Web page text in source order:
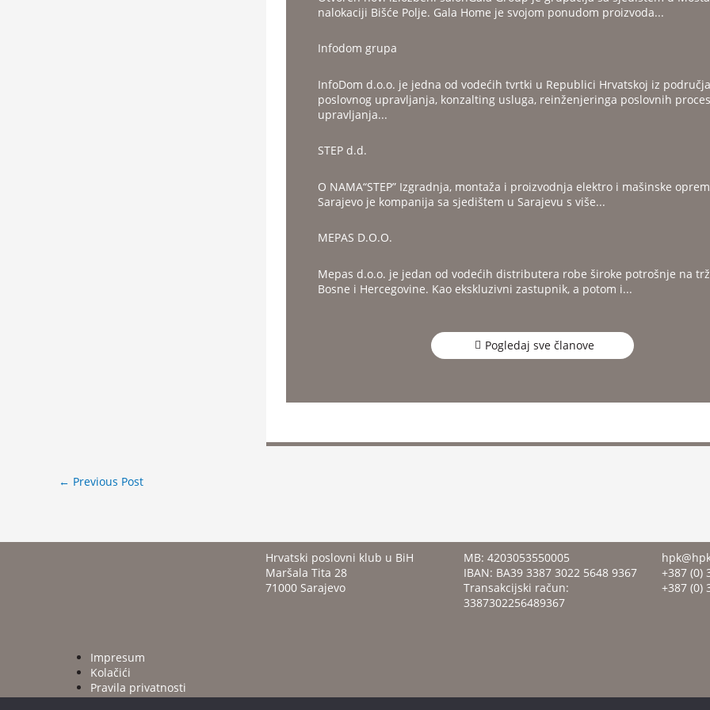
nalokaciji Bišće Polje. Gala Home je svojom ponudom proizvoda...
Infodom grupa
InfoDom d.o.o. je jedna od vodećih tvrtki u Republici Hrvatskoj iz područja
poslovnog upravljanja, konzalting usluga, reinženjeringa poslovnih
upravljanja...
STEP d.d.
O NAMA“STEP” Izgradnja, montaža i proizvodnja elektro i mašinske
Sarajevo je kompanija sa sjedištem u Sarajevu s više...
MEPAS D.O.O.
Mepas d.o.o. je jedan od vodećih distributera robe široke potrošnje na
Bosne i Hercegovine. Kao ekskluzivni zastupnik, a potom i...
Pogledaj sve članove
← Previous Post
Hrvatski poslovni klub u BiH
Maršala Tita 28
71000 Sarajevo
MB: 4203053550005
IBAN: BA39 3387 3022 5648 9367
Transakcijski račun:
3387302256489367
+387 (0)
+387 (0)
Impresum
Kolačići
Pravila privatnosti